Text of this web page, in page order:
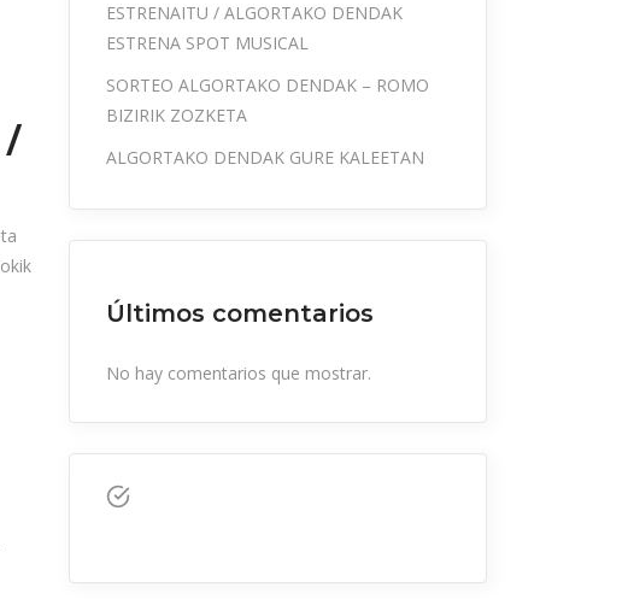
/
ESTRENAITU / ALGORTAKO DENDAK
ESTRENA SPOT MUSICAL
SORTEO ALGORTAKO DENDAK – ROMO
BIZIRIK ZOZKETA
ALGORTAKO DENDAK GURE KALEETAN
Últimos comentarios
No hay comentarios que mostrar.